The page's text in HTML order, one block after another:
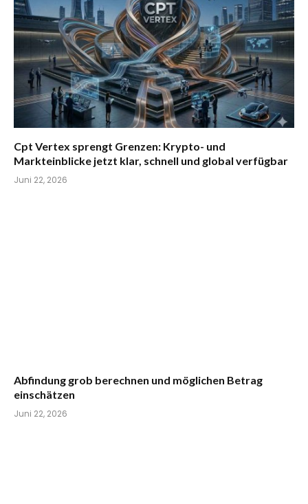
Cpt Vertex sprengt Grenzen: Krypto- und
Markteinblicke jetzt klar, schnell und global verfügbar
Juni 22, 2026
Abfindung grob berechnen und möglichen Betrag
einschätzen
Juni 22, 2026